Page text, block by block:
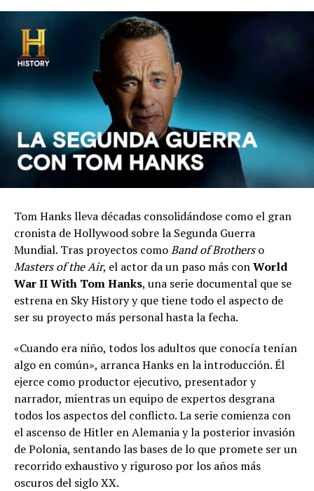
Tom Hanks lleva décadas consolidándose como el gran
cronista de Hollywood sobre la Segunda Guerra
Mundial. Tras proyectos comoBand of Brotherso
Masters of the Air, el actor da un paso más conWorld
War II With Tom Hanks, una serie documental que se
estrena en Sky History y que tiene todo el aspecto de
ser su proyecto más personal hasta la fecha.
«Cuando era niño, todos los adultos que conocía tenían
algo en común», arranca Hanks en la introducción. Él
ejerce como productor ejecutivo, presentador y
narrador, mientras un equipo de expertos desgrana
todos los aspectos del conflicto. La serie comienza con
el ascenso de Hitler en Alemania y la posterior invasión
de Polonia, sentando las bases de lo que promete ser un
recorrido exhaustivo y riguroso por los años más
oscuros del siglo XX.